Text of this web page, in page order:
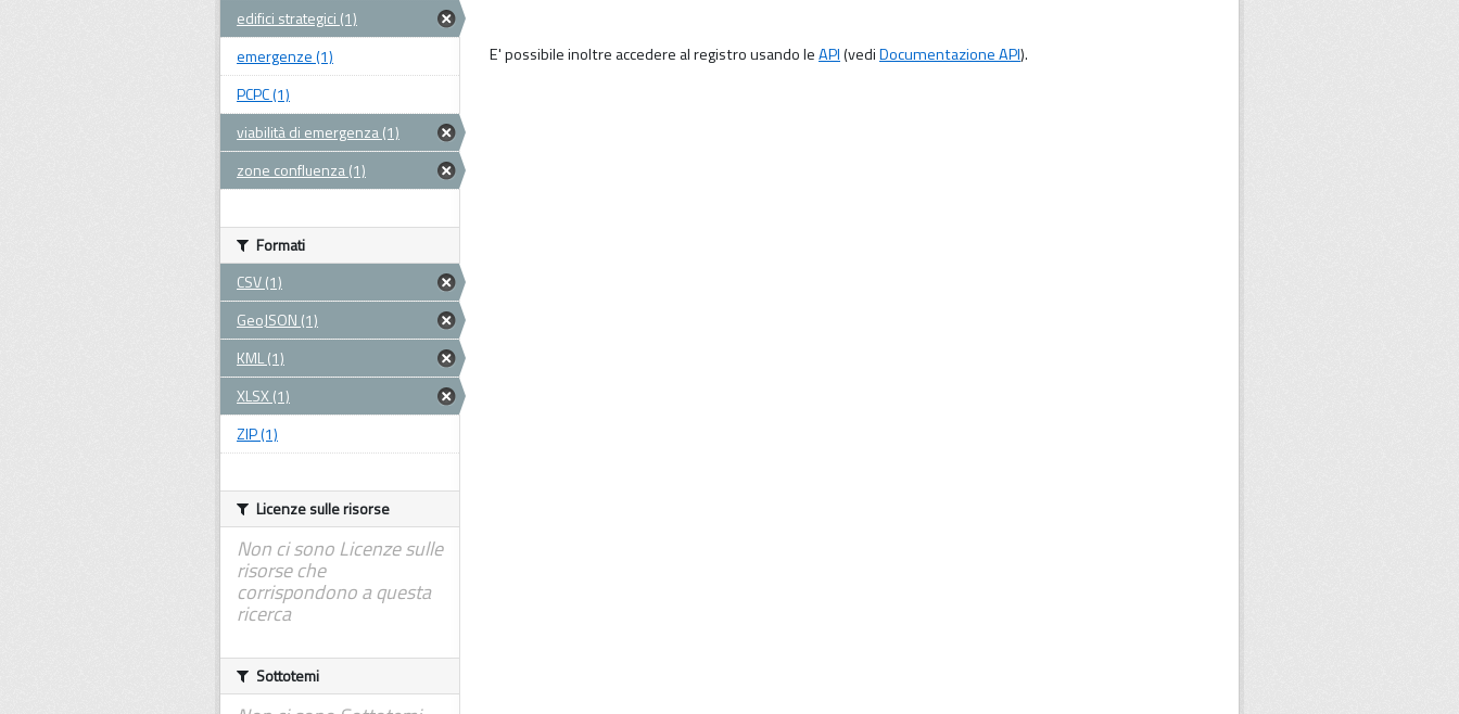
E' possibile inoltre accedere al registro usando leAPI(vediDocumentazione API).
edifici strategici (1)
emergenze (1)
PCPC (1)
viabilità di emergenza (1)
zone confluenza (1)
Formati
CSV (1)
GeoJSON (1)
KML (1)
XLSX (1)
ZIP (1)
Licenze sulle risorse
Non ci sono Licenze sulle
risorse che
corrispondono a questa
ricerca
Sottotemi